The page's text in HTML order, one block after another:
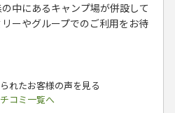
中にあるキャンプ場が併設して
ーやグループでのご利用をお待
れたお客様の声を見る
コミ一覧へ